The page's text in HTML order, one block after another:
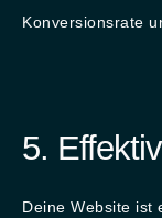
Konversionsrate
5.
Deine Website ist